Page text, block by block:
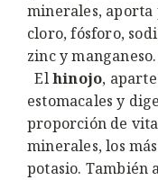
minerales, aporta
cloro, fósforo,
zinc y manganeso.
Elhinojo,
estomacales y
proporción de
minerales, los
potasio. También